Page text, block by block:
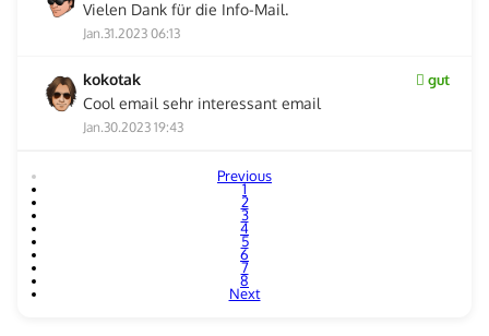
Vielen Dank für die Info-Mail.
Jan.31.2023 06:13
kokotak gut
Cool email sehr interessant email
Jan.30.2023 19:43
Previous
1
2
3
4
5
6
7
8
Next